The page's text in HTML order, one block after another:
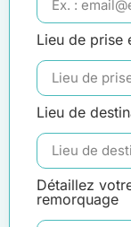
Lieu de prise
Lieu de
Détaillez
remorquage